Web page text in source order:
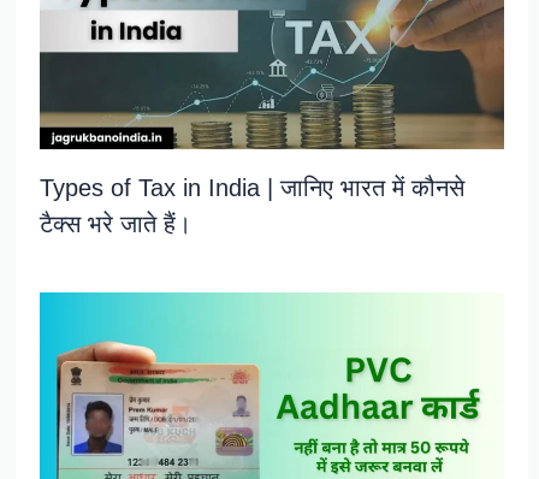
Types of Tax in India | जानिए भारत में कौनसे
टैक्स भरे जाते हैं।